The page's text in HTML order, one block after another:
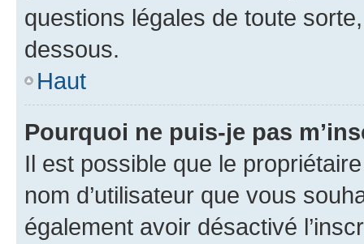
questions légales de toute
dessous.
Haut
Pourquoi ne puis-je pas
Il est possible que le
nom d’utilisateur que vous
également avoir désactivé